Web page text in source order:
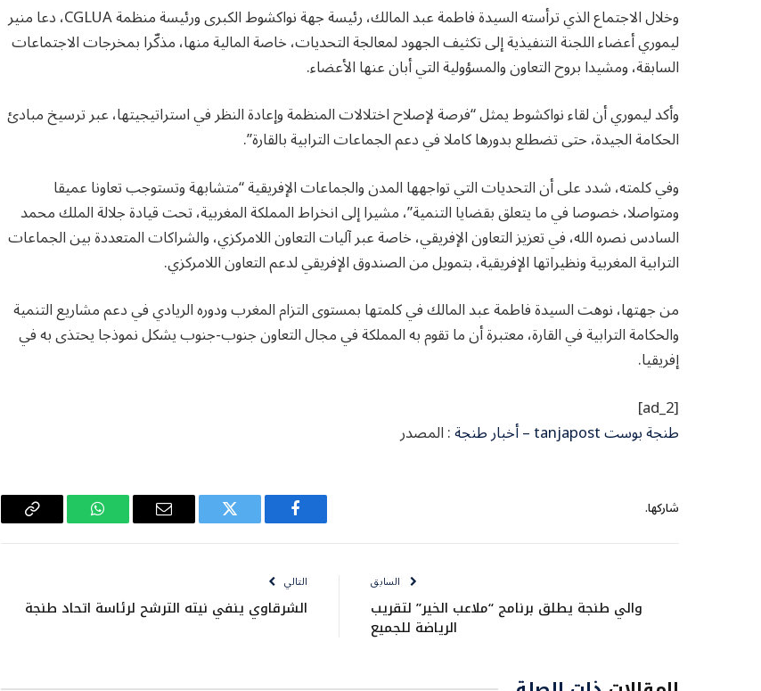
وخلال الاجتماع الذي ترأسته السيدة فاطمة عبد المالك، رئيسة جهة نواكشوط الكبرى ورئيسة منظمة CGLUA، دعا منير
ليموري أعضاء اللجنة التنفيذية إلى تكثيف الجهود لمعالجة التحديات، خاصة المالية منها، مذكّرا بمخرجات الاجتماعات
السابقة، ومشيدا بروح التعاون والمسؤولية التي أبان عنها الأعضاء.
وأكد ليموري أن لقاء نواكشوط يمثل “فرصة لإصلاح اختلالات المنظمة وإعادة النظر في استراتيجيتها، عبر ترسيخ مبادئ
الحكامة الجيدة، حتى تضطلع بدورها كاملا في دعم الجماعات الترابية بالقارة”.
وفي كلمته، شدد على أن التحديات التي تواجهها المدن والجماعات الإفريقية “متشابهة وتستوجب تعاونا عميقا
ومتواصلا، خصوصا في ما يتعلق بقضايا التنمية”، مشيرا إلى انخراط المملكة المغربية، تحت قيادة جلالة الملك محمد
السادس نصره الله، في تعزيز التعاون الإفريقي، خاصة عبر آليات التعاون اللامركزي، والشراكات المتعددة بين الجماعات
الترابية المغربية ونظيراتها الإفريقية، بتمويل من الصندوق الإفريقي لدعم التعاون اللامركزي.
من جهتها، نوهت السيدة فاطمة عبد المالك في كلمتها بمستوى التزام المغرب ودوره الريادي في دعم مشاريع التنمية
والحكامة الترابية في القارة، معتبرة أن ما تقوم به المملكة في مجال التعاون جنوب-جنوب يشكل نموذجا يحتذى به في
إفريقيا.
[ad_2]
طنجة بوست tanjapost – أخبار طنجة
: المصدر
شاركها.
فيسبوك تويتر
البريد
واتساب
Copy
السابق
والي طنجة يطلق برنامج “ملاعب الخير” لتقريب
الرياضة للجميع
التالي
الشرقاوي ينفي نيته الترشح لرئاسة اتحاد طنجة